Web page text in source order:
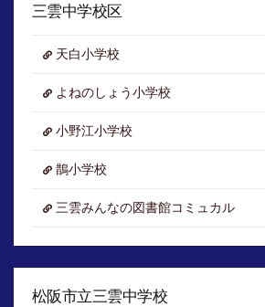
イ
三雲中学校区
天白小学校
よねのしょう小学校
小野江小学校
鵲小学校
三雲みんなの図書館コミュカル
松阪市立三雲中学校